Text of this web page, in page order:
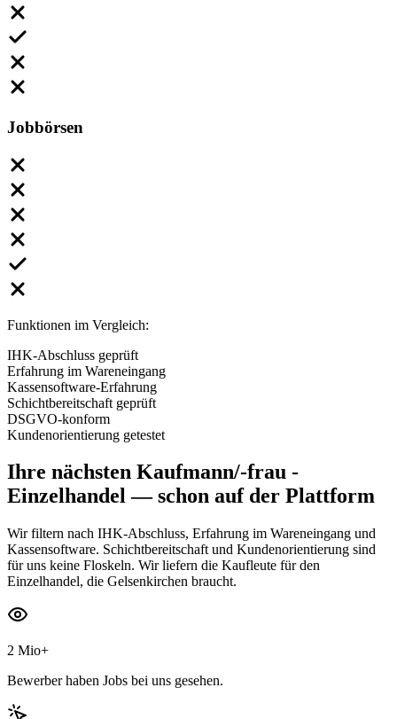
Jobbörsen
Funktionen im Vergleich:
IHK-Abschluss geprüft
Erfahrung im Wareneingang
Kassensoftware-Erfahrung
Schichtbereitschaft geprüft
DSGVO-konform
Kundenorientierung getestet
Ihre nächsten Kaufmann/-frau -
Einzelhandel— schon auf der Plattform
Wir filtern nach IHK-Abschluss, Erfahrung im Wareneingang und
Kassensoftware. Schichtbereitschaft und Kundenorientierung sind
für uns keine Floskeln. Wir liefern die Kaufleute für den
Einzelhandel, die Gelsenkirchen braucht.
2 Mio+
Bewerber haben Jobs bei uns gesehen.